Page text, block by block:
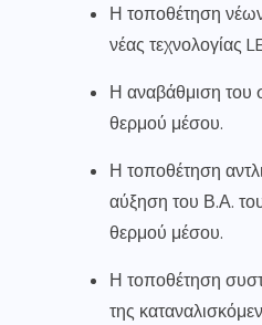
Η τοποθέτηση
νέας τεχνολογίας
Η αναβάθμιση του
θερμού μέσου.
Η τοποθέτηση
αύξηση του Β.Α.
θερμού μέσου.
Η τοποθέτηση
της